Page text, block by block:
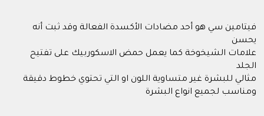
فيتامين سي هو أحد مضادات الأكسدة الفعالة وقد ثبت أنه
يحسن
علامات الشيخوخة كما يعمل حمض الاسكوربيك على تفتيح
الجلد
مثالي للبشرة غير متساوية اللون او التي تحتوي خطوط دقيقة
ومناسب لجميع انواع البشرة